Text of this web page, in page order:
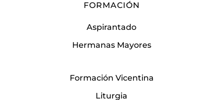
FORMACIÓN
Aspirantado
Hermanas Mayores
Formación Vicentina
Liturgia